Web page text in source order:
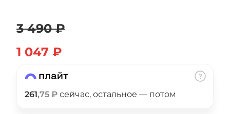
3 490 ₽
1 047 ₽
261,75 ₽ сейчас, остальное — потомраз в 2